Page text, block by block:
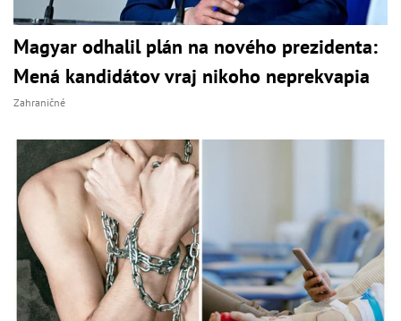
Magyar odhalil plán na nového prezidenta:
Mená kandidátov vraj nikoho neprekvapia
Zahraničné